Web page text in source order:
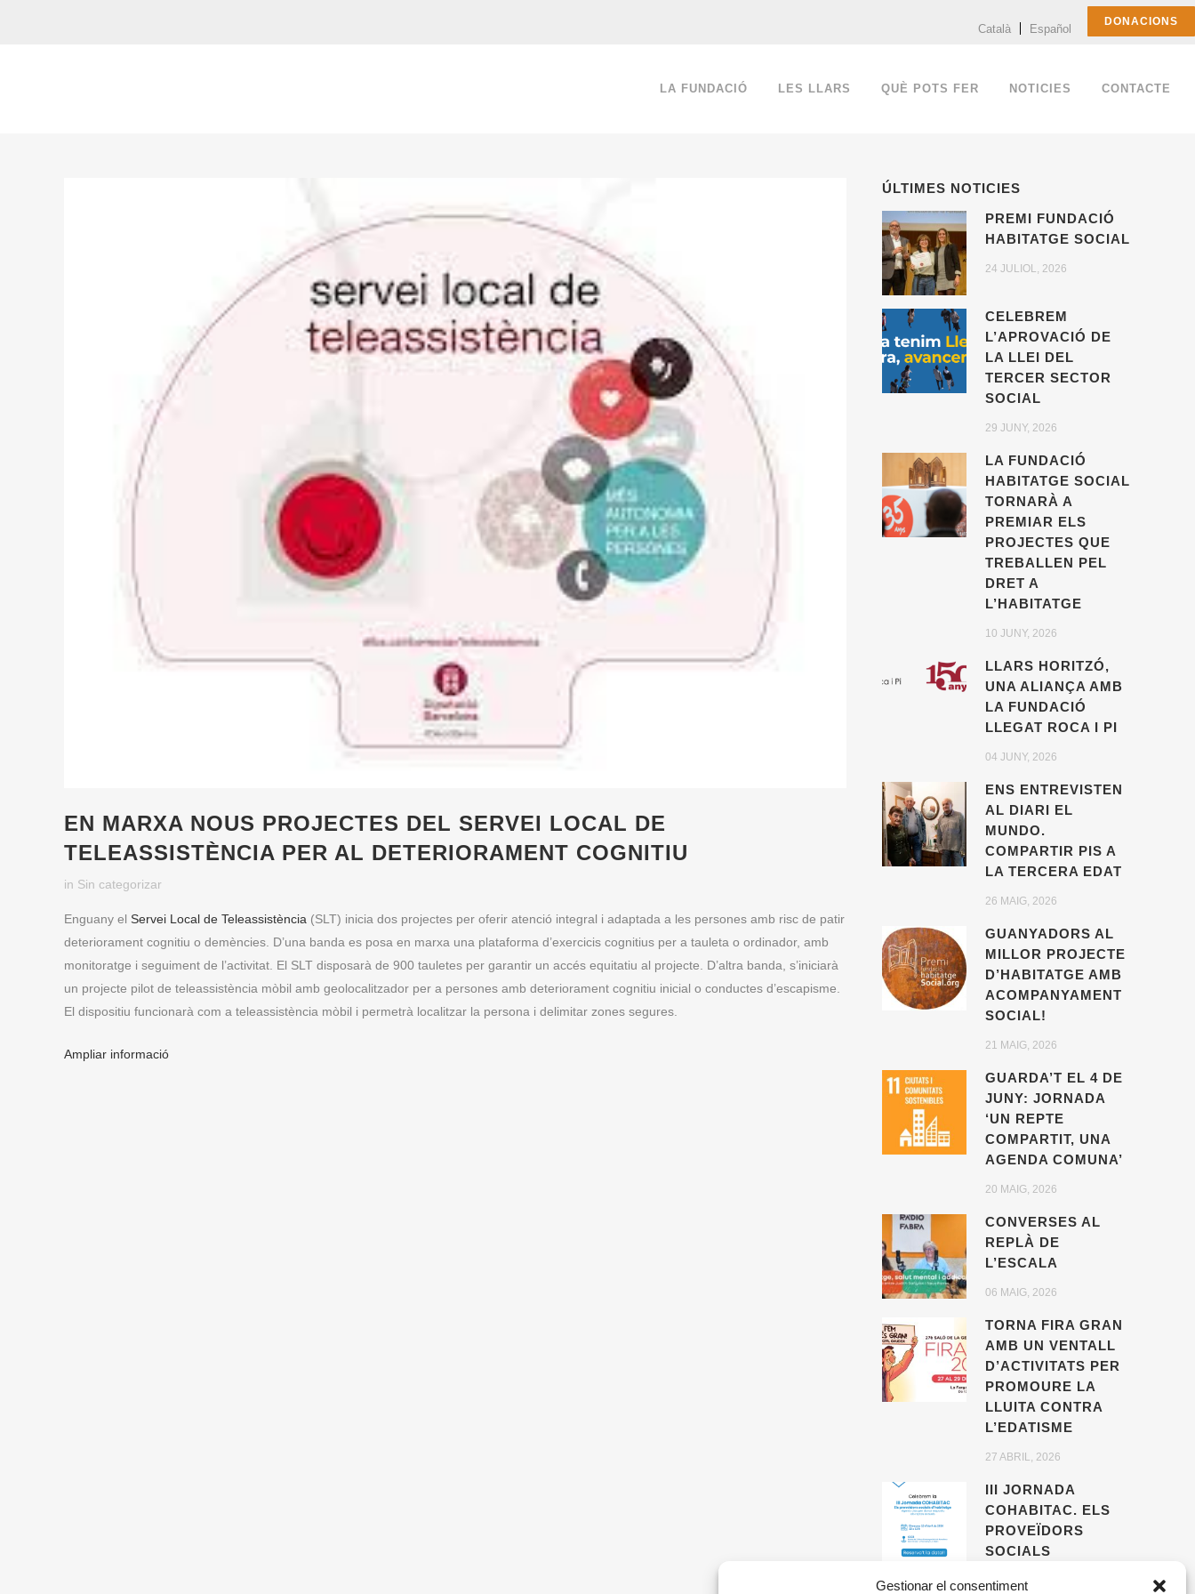
Gestionar el consentiment
Català Español
DONACIONS
LA FUNDACIÓ LES LLARS QUÈ POTS FER NOTICIES CONTACTE
EN MARXA NOUS PROJECTES DEL SERVEI LOCAL DE
TELEASSISTÈNCIA PER AL DETERIORAMENT COGNITIU
in Sin categorizar
Enguany el Servei Local de Teleassistència (SLT) inicia dos projectes per oferir atenció integral i adaptada a les persones amb risc de patir
deteriorament cognitiu o demències. D’una banda es posa en marxa una plataforma d’exercicis cognitius per a tauleta o ordinador, amb
monitoratge i seguiment de l’activitat. El SLT disposarà de 900 tauletes per garantir un accés equitatiu al projecte. D’altra banda, s’iniciarà
un projecte pilot de teleassistència mòbil amb geolocalitzador per a persones amb deteriorament cognitiu inicial o conductes d’escapisme.
El dispositiu funcionarà com a teleassistència mòbil i permetrà localitzar la persona i delimitar zones segures.
Ampliar informació
ÚLTIMES NOTICIES
PREMI FUNDACIÓ
HABITATGE SOCIAL
24 JULIOL, 2026
CELEBREM
L’APROVACIÓ DE
LA LLEI DEL
TERCER SECTOR
SOCIAL
29 JUNY, 2026
LA FUNDACIÓ
HABITATGE SOCIAL
TORNARÀ A
PREMIAR ELS
PROJECTES QUE
TREBALLEN PEL
DRET A
L’HABITATGE
10 JUNY, 2026
LLARS HORITZÓ,
UNA ALIANÇA AMB
LA FUNDACIÓ
LLEGAT ROCA I PI
04 JUNY, 2026
ENS ENTREVISTEN
AL DIARI EL
MUNDO.
COMPARTIR PIS A
LA TERCERA EDAT
26 MAIG, 2026
GUANYADORS AL
MILLOR PROJECTE
D’HABITATGE AMB
ACOMPANYAMENT
SOCIAL!
21 MAIG, 2026
GUARDA’T EL 4 DE
JUNY: JORNADA
‘UN REPTE
COMPARTIT, UNA
AGENDA COMUNA’
20 MAIG, 2026
CONVERSES AL
REPLÀ DE
L’ESCALA
06 MAIG, 2026
TORNA FIRA GRAN
AMB UN VENTALL
D’ACTIVITATS PER
PROMOURE LA
LLUITA CONTRA
L’EDATISME
27 ABRIL, 2026
III JORNADA
COHABITAC. ELS
PROVEÏDORS
SOCIALS